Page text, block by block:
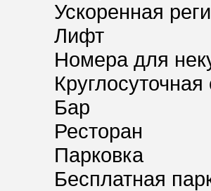
Ускоренная
Лифт
Номера для
Бар
Ресторан
Парковка
Бесплатная